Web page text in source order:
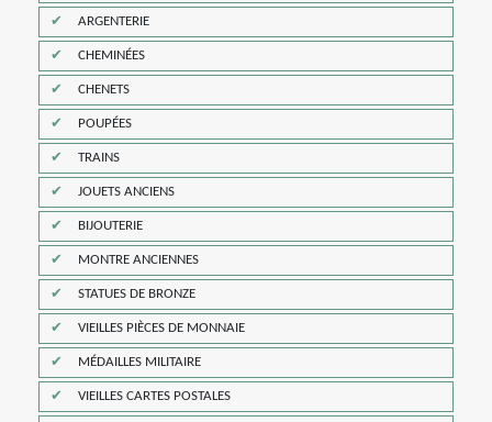
ARGENTERIE
CHEMINÉES
CHENETS
POUPÉES
TRAINS
JOUETS ANCIENS
BIJOUTERIE
MONTRE ANCIENNES
STATUES DE BRONZE
VIEILLES PIÈCES DE MONNAIE
MÉDAILLES MILITAIRE
VIEILLES CARTES POSTALES